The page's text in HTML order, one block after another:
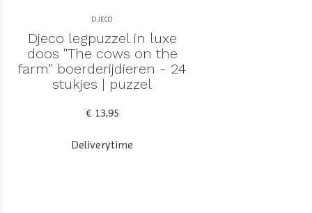
DJECO
Djeco legpuzzel in luxe
doos "The cows on the
farm" boerderijdieren - 24
stukjes | puzzel
€ 13,95
Deliverytime